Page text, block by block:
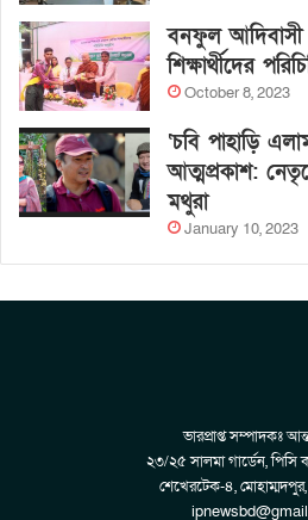
বনফুল আদিবাসী
শিক্ষার্থীদের
October 8, 2023
‘চবি পাহাড়ি
আত্মপ্রকাশ:
মথুরা
January 10, 2023
ভারপ্রাপ্ত সম্পাদকঃ
২৩/২৫ সালমা গার্ডেন, পিসি
শেখেরটেক-৪,